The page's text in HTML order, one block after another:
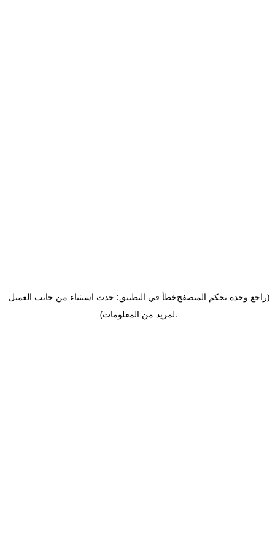
خطأ في التطبيق: حدث استثناء من جانب العميل(راجع وحدة تحكم المتصفح
لمزيد من المعلومات).